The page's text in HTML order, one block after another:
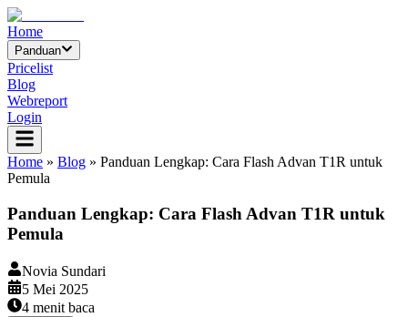
Home
Panduan
Pricelist
Blog
Webreport
Login
Home » Blog » Panduan Lengkap: Cara Flash Advan T1R untuk
Pemula
Panduan Lengkap: Cara Flash Advan T1R untuk
Pemula
Novia Sundari
5 Mei 2025
4 menit baca